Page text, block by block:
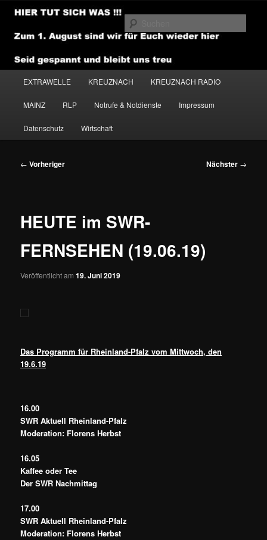
Zum
primären
Inhalt
NEWSHOUSE.MEDIA
EXTRAWELLE KREUZNACH KREUZNACH RADIO
MAINZ RLP Notrufe & Notdienste Impressum
Datenschutz Wirtschaft
Beitragsnavigation
← Vorheriger Nächster →
HEUTE im SWR-
FERNSEHEN (19.06.19)
Veröffentlicht am19. Juni 2019
Das Programm für Rheinland-Pfalz vom Mittwoch, den
19.6.19
16.00
SWR Aktuell Rheinland-Pfalz
Moderation: Florens Herbst
16.05
Kaffee oder Tee
Der SWR Nachmittag
17.00
SWR Aktuell Rheinland-Pfalz
Moderation: Florens Herbst